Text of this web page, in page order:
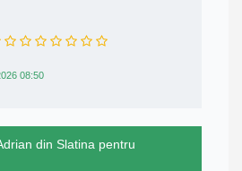
08:50
din Slatina pentru